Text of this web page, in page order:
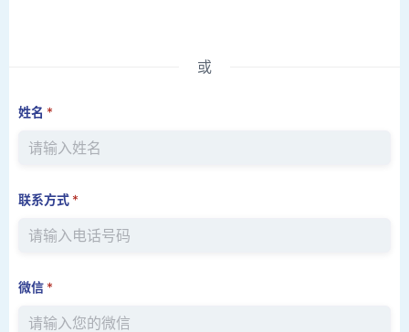
或
姓名 *
联系方式 *
微信 *